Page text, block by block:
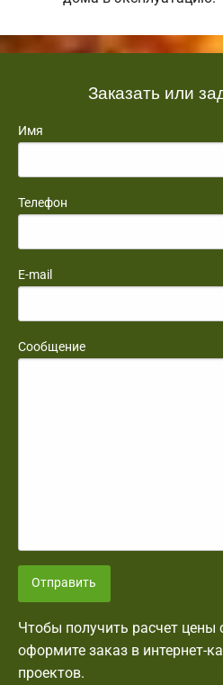
Заказать или
Имя
Телефон
E-mail
Сообщение
Отправить
Чтобы получить расчет цены
оформите заказ в интернет-
проектов.